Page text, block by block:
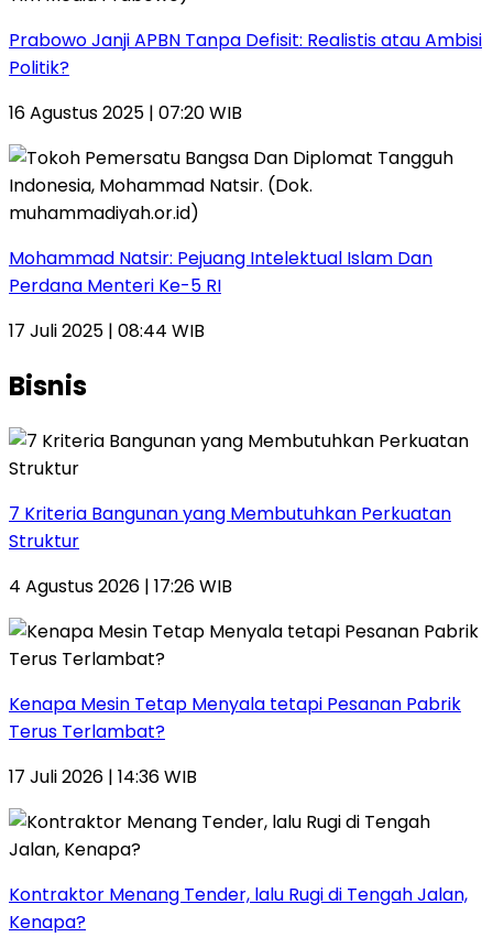
Prabowo Janji APBN Tanpa Defisit: Realistis atau Ambisi
Politik?
16 Agustus 2025 | 07:20 WIB
Mohammad Natsir: Pejuang Intelektual Islam Dan
Perdana Menteri Ke-5 RI
17 Juli 2025 | 08:44 WIB
Bisnis
7 Kriteria Bangunan yang Membutuhkan Perkuatan
Struktur
4 Agustus 2026 | 17:26 WIB
Kenapa Mesin Tetap Menyala tetapi Pesanan Pabrik
Terus Terlambat?
17 Juli 2026 | 14:36 WIB
Kontraktor Menang Tender, lalu Rugi di Tengah Jalan,
Kenapa?